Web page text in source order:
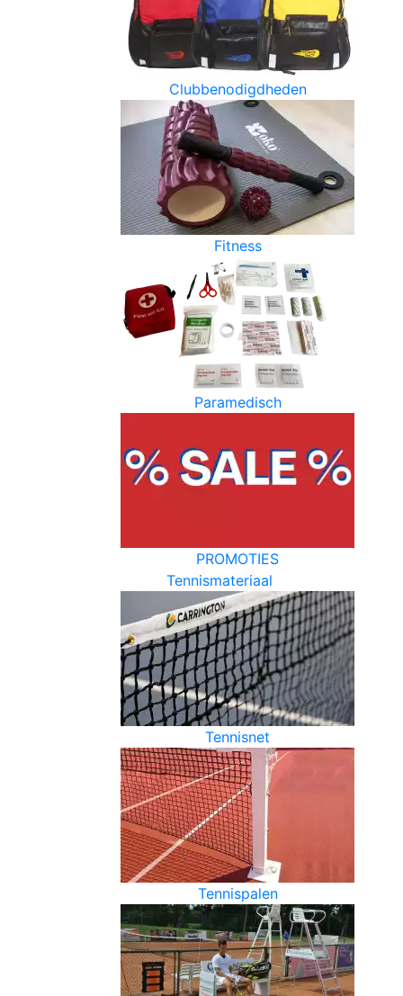
Clubbenodigdheden
Fitness
Paramedisch
PROMOTIES
Tennismateriaal
Tennisnet
Tennispalen